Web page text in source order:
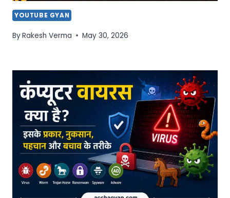
YOUTUBE GYAN
ByRakesh Verma May 30, 2026